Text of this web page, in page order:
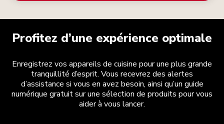
Profitez d’une expérience optimale
Enregistrez vos appareils de cuisine pour une plus grande
tranquillité d’esprit. Vous recevrez des alertes
d’assistance si vous en avez besoin, ainsi qu’un guide
numérique gratuit sur une sélection de produits pour vous
aider à vous lancer.